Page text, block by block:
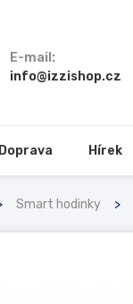
E-mail:
info@izzishop.cz
Doprava Hírek
Smart hodinky